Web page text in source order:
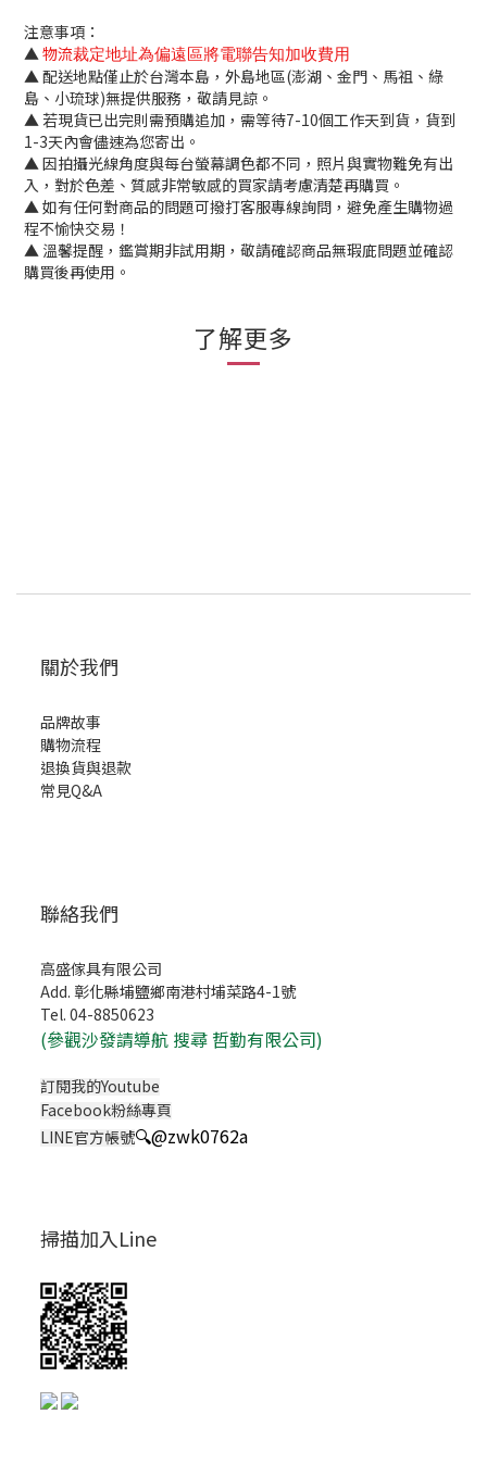
注意事項：
▲物流裁定地址為偏遠區將電聯告知加收費用
▲ 配送地點僅止於台灣本島，外島地區(澎湖、金門、馬祖、綠
島、小琉球)無提供服務，敬請見諒。
▲ 若現貨已出完則需預購追加，需等待7-10個工作天到貨，貨到
1-3天內會儘速為您寄出。
▲ 因拍攝光線角度與每台螢幕調色都不同，照片與實物難免有出
入，對於色差、質感非常敏感的買家請考慮清楚再購買。
▲ 如有任何對商品的問題可撥打客服專線詢問，避免產生購物過
程不愉快交易！
▲ 溫馨提醒，鑑賞期非試用期，敬請確認商品無瑕庛問題並確認
購買後再使用。
了解更多
關於我們
品牌故事
購物流程
退換貨與退款
常見Q&A
聯絡我們
高盛傢具有限公司
Add. 彰化縣埔鹽鄉南港村埔菜路4-1號
Tel. 04-8850623
(參觀沙發請導航 搜尋 哲勤有限公司)
訂閱我的Youtube
Facebook粉絲專頁
LINE官方帳號🔍@zwk0762a
掃描加入Line